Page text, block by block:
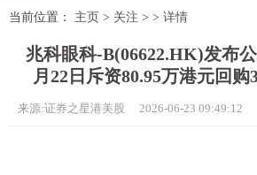
当前位置： 主页 > 关注 > > 详情
兆科眼科-B(06622.HK)发布
月22日斥资80.95万港元回购
来源:证券之星港美股 2026-06-23 09:49:12